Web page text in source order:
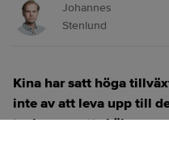
Johannes
Stenlund
Kina har satt höga
inte av att leva upp till
tycks vara ett skäl.